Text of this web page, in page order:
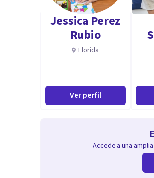
Jessica Perez
Rubio
Florida
Ver perfil
Accede a una